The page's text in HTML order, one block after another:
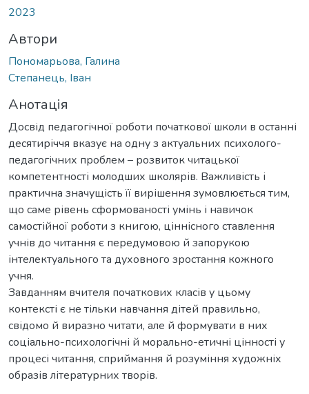
2023
Автори
Пономарьова, Галина
Степанець, Іван
Анотація
Досвід педагогічної роботи початкової школи в останні
десятиріччя вказує на одну з актуальних психолого-
педагогічних проблем – розвиток читацької
компетентності молодших школярів. Важливість і
практична значущість її вирішення зумовлюється тим,
що саме рівень сформованості умінь і навичок
самостійної роботи з книгою, ціннісного ставлення
учнів до читання є передумовою й запорукою
інтелектуального та духовного зростання кожного
учня.
Завданням вчителя початкових класів у цьому
контексті є не тільки навчання дітей правильно,
свідомо й виразно читати, але й формувати в них
соціально-психологічні й морально-етичні цінності у
процесі читання, сприймання й розуміння художніх
образів літературних творів.